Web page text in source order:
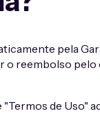
pela
o reembolso
de Uso"